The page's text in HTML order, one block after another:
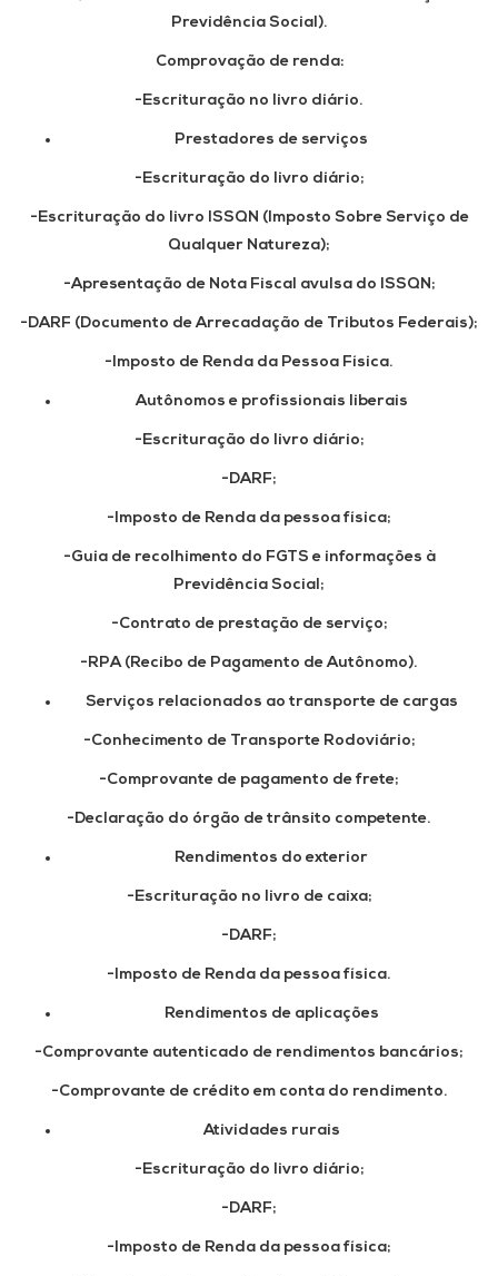
Previdência Social).
Comprovação de renda:
-Escrituração no livro diário.
Prestadores de serviços
-Escrituração do livro diário;
-Escrituração do livro ISSQN (Imposto Sobre Serviço de
Qualquer Natureza);
-Apresentação de Nota Fiscal avulsa do ISSQN;
-DARF (Documento de Arrecadação de Tributos Federais);
-Imposto de Renda da Pessoa Física.
Autônomos e profissionais liberais
-Escrituração do livro diário;
-DARF;
-Imposto de Renda da pessoa física;
-Guia de recolhimento do FGTS e informações à
Previdência Social;
-Contrato de prestação de serviço;
-RPA (Recibo de Pagamento de Autônomo).
Serviços relacionados ao transporte de cargas
-Conhecimento de Transporte Rodoviário;
-Comprovante de pagamento de frete;
-Declaração do órgão de trânsito competente.
Rendimentos do exterior
-Escrituração no livro de caixa;
-DARF;
-Imposto de Renda da pessoa física.
Rendimentos de aplicações
-Comprovante autenticado de rendimentos bancários;
-Comprovante de crédito em conta do rendimento.
Atividades rurais
-Escrituração do livro diário;
-DARF;
-Imposto de Renda da pessoa física;